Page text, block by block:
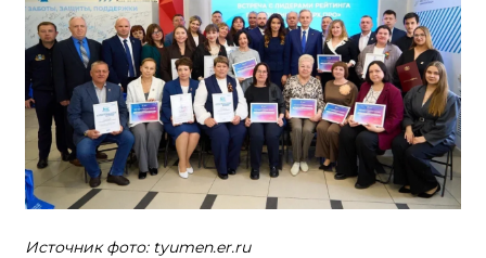
Источник фото: tyumen.er.ru